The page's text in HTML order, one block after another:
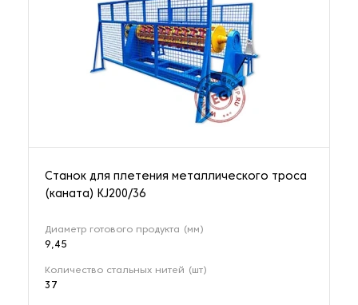
Станок для плетения металлического троса
(каната) KJ200/36
Диаметр готового продукта (мм)
9,45
Количество стальных нитей (шт)
37